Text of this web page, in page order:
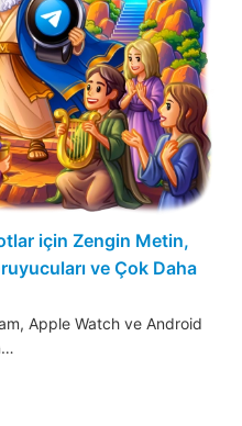
için Zengin Metin,
ve Çok Daha
Apple Watch ve Android